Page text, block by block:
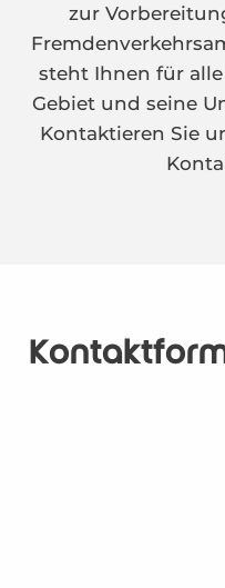
zur
steht Ihnen für
Gebiet und seine
Kontaktieren Sie